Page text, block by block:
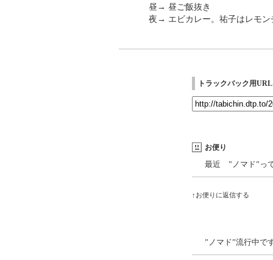
昼→ 昼ご飯抜き
夜→ エビカレー。祐子はレモン
トラックバック用URL
お便り
最近 ”ノマド”っ
↑お便りに返信する
”ノマド”流行中で